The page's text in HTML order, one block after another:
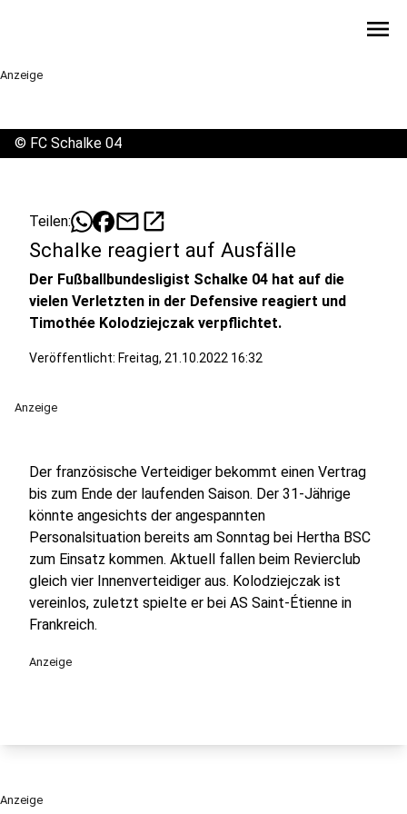
menu
Anzeige
© FC Schalke 04
Teilen: mailopen_in_new
Schalke reagiert auf Ausfälle
Der Fußballbundesligist Schalke 04 hat auf die
vielen Verletzten in der Defensive reagiert und
Timothée Kolodziejczak verpflichtet.
Veröffentlicht: Freitag, 21.10.2022 16:32
Anzeige
Der französische Verteidiger bekommt einen Vertrag
bis zum Ende der laufenden Saison. Der 31-Jährige
könnte angesichts der angespannten
Personalsituation bereits am Sonntag bei Hertha BSC
zum Einsatz kommen. Aktuell fallen beim Revierclub
gleich vier Innenverteidiger aus. Kolodziejczak ist
vereinlos, zuletzt spielte er bei AS Saint-Étienne in
Frankreich.
Anzeige
Anzeige